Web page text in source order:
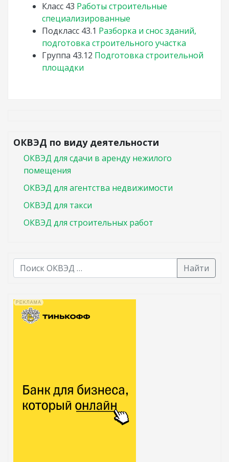
Класс 43 Работы строительные
специализированные
Подкласс 43.1 Разборка и снос зданий,
подготовка строительного участка
Группа 43.12 Подготовка строительной
площадки
ОКВЭД по виду деятельности
ОКВЭД для сдачи в аренду нежилого
помещения
ОКВЭД для агентства недвижимости
ОКВЭД для такси
ОКВЭД для строительных работ
Найти
В списке найденных результатов используйте